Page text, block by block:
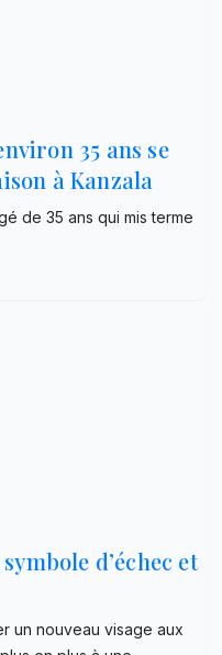
35 ans se
à Kanzala
de 35 ans qui mis terme
d’échec et
un nouveau visage aux